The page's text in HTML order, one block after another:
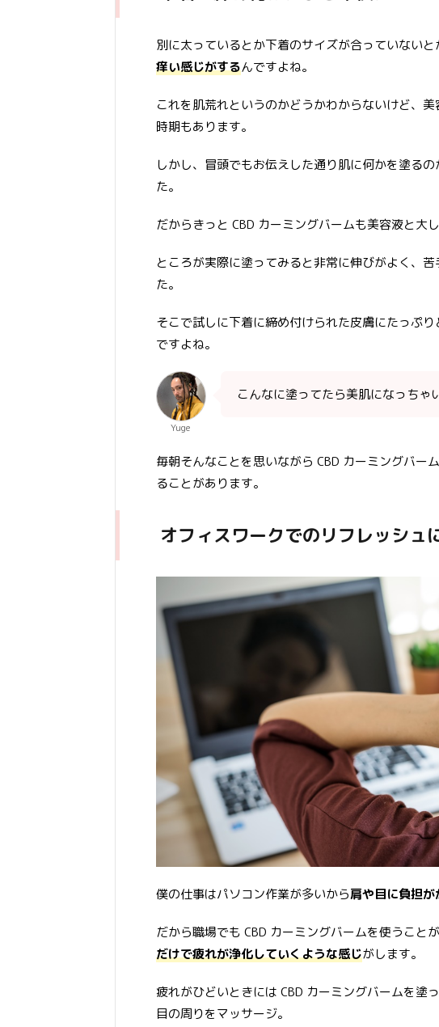
別に太っているとか下着のサイズが合っていないと
痒い感じがするんですよね。
これを肌荒れというのかどうかわからないけど、
時期もあります。
しかし、冒頭でもお伝えした通り肌に何かを塗る
た。
だからきっと CBD カーミングバームも美容液と大
ところが実際に塗ってみると非常に伸びがよく、
た。
そこで試しに下着に締め付けられた皮膚にたっぷり
ですよね。
Yuge
こんなに塗ってたら美肌になっちゃ
毎朝そんなことを思いながら CBD カーミングバー
ることがあります。
オフィスワークでのリフレッシュ
僕の仕事はパソコン作業が多いから肩や目に負担が
だから職場でも CBD カーミングバームを使うこと
だけで疲れが浄化していくような感じがします。
疲れがひどいときには CBD カーミングバームを塗
目の周りをマッサージ。